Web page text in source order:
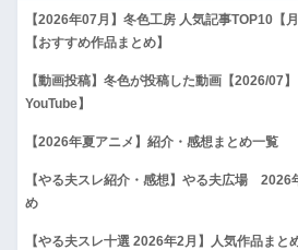
落ちこぼれトレー
の挑戦
うです
【R-18】アルキャ
を乗っ取るようで
【2026年07月】冬色工房 人気記事TOP10【
【おすすめ作品まとめ】
【動画投稿】冬色が投稿した動画【2026/07
YouTube】
【2026年夏アニメ】紹介・感想まとめ一覧
【やる夫スレ紹介・感想】やる夫広場
め
【やる夫スレ十選 2026年2月】人気作品まと